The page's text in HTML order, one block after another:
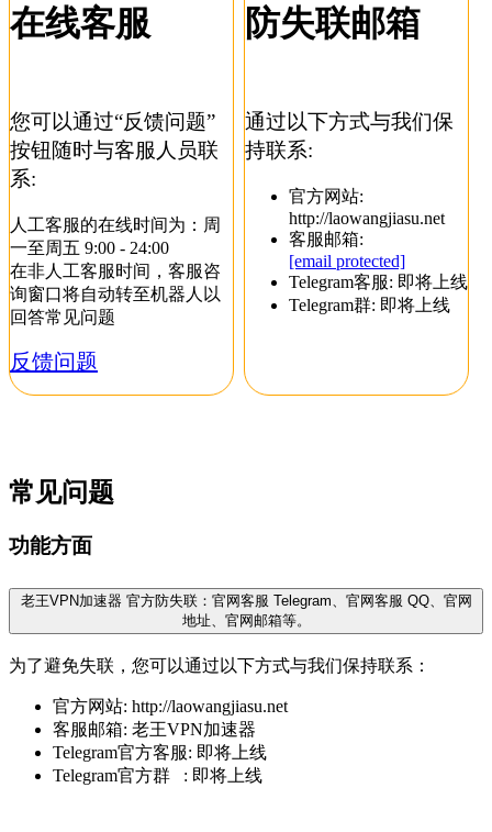
在线客服
您可以通过“反馈问题”
按钮随时与客服人员联
系:
人工客服的在线时间为：周
一至周五 9:00 - 24:00
在非人工客服时间，客服咨
询窗口将自动转至机器人以
回答常见问题
反馈问题
防失联邮箱
通过以下方式与我们保
持联系:
官方网站:
http://laowangjiasu.net
客服邮箱:
[email protected]
Telegram客服: 即将上线
Telegram群: 即将上线
常见问题
功能方面
老王VPN加速器 官方防失联：官网客服 Telegram、官网客服 QQ、官网
地址、官网邮箱等。
为了避免失联，您可以通过以下方式与我们保持联系：
官方网站: http://laowangjiasu.net
客服邮箱: 老王VPN加速器
Telegram官方客服: 即将上线
Telegram官方群 : 即将上线